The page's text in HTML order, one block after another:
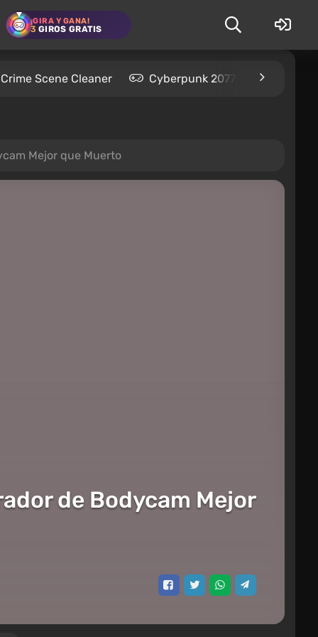
¡GIRA Y GANA!
3 GIROS GRATIS
Crime Scene Cleaner Cyberpunk 2077
Mejor que Muerto
de Bodycam Mejor